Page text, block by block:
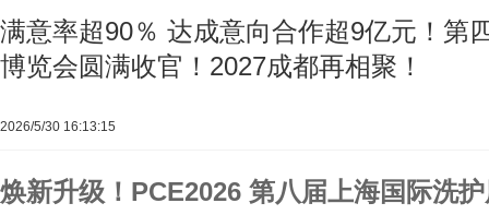
满意率超90％ 达成意向合作超9亿元！第
博览会圆满收官！2027成都再相聚！
2026/5/30 16:13:15
焕新升级！PCE2026 第八届上海国际洗